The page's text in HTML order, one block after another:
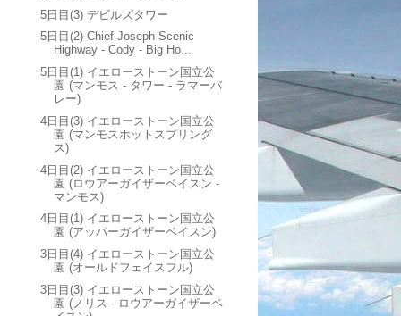
5日目(3) デビルズタワー
5日目(2) Chief Joseph Scenic
Highway - Cody - Big Ho...
5日目(1) イエローストーン国立公
園 (マンモス - タワー - ラマーバ
レー)
4日目(3) イエローストーン国立公
園 (マンモスホットスプリング
ス)
4日目(2) イエローストーン国立公
園 (ロウアーガイザーベイスン -
マンモス)
4日目(1) イエローストーン国立公
園 (アッパーガイザーベイスン)
3日目(4) イエローストーン国立公
園 (オールドフェイスフル)
3日目(3) イエローストーン国立公
園 (ノリス - ロウアーガイザーベ